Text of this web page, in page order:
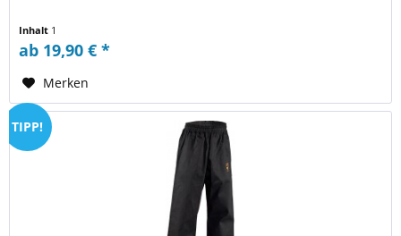
Inhalt 1
ab 19,90 € *
Merken
TIPP!